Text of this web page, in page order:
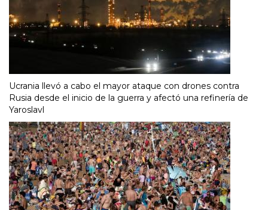
Ucrania llevó a cabo el mayor ataque con drones contra
Rusia desde el inicio de la guerra y afectó una refinería de
Yaroslavl